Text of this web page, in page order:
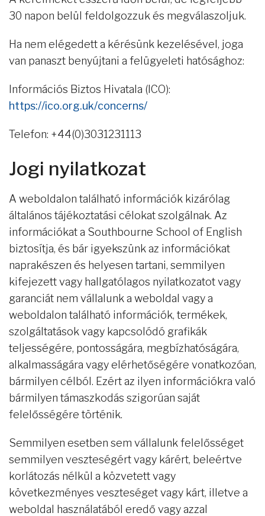
30 napon belül feldolgozzuk és megválaszoljuk.
Ha nem elégedett a kérésünk kezelésével, joga
van panaszt benyújtani a felügyeleti hatósághoz:
Információs Biztos Hivatala (ICO):
https://ico.org.uk/concerns/
Telefon: +44(0)3031231113
Jogi nyilatkozat
A weboldalon található információk kizárólag
általános tájékoztatási célokat szolgálnak. Az
információkat a Southbourne School of English
biztosítja, és bár igyekszünk az információkat
naprakészen és helyesen tartani, semmilyen
kifejezett vagy hallgatólagos nyilatkozatot vagy
garanciát nem vállalunk a weboldal vagy a
weboldalon található információk, termékek,
szolgáltatások vagy kapcsolódó grafikák
teljességére, pontosságára, megbízhatóságára,
alkalmasságára vagy elérhetőségére vonatkozóan,
bármilyen célból. Ezért az ilyen információkra való
bármilyen támaszkodás szigorúan saját
felelősségére történik.
Semmilyen esetben sem vállalunk felelősséget
semmilyen veszteségért vagy kárért, beleértve
korlátozás nélkül a közvetett vagy
következményes veszteséget vagy kárt, illetve a
weboldal használatából eredő vagy azzal